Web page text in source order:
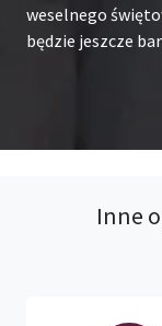
weselnego
będzie jeszcze
Inne